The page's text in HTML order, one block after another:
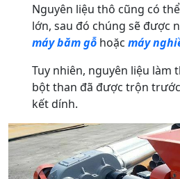
Nguyên liệu thô cũng có
lớn, sau đó chúng sẽ được
máy băm gỗhoặc máy
Tuy nhiên, nguyên liệu làm
bột than đã được trộn
kết dính.